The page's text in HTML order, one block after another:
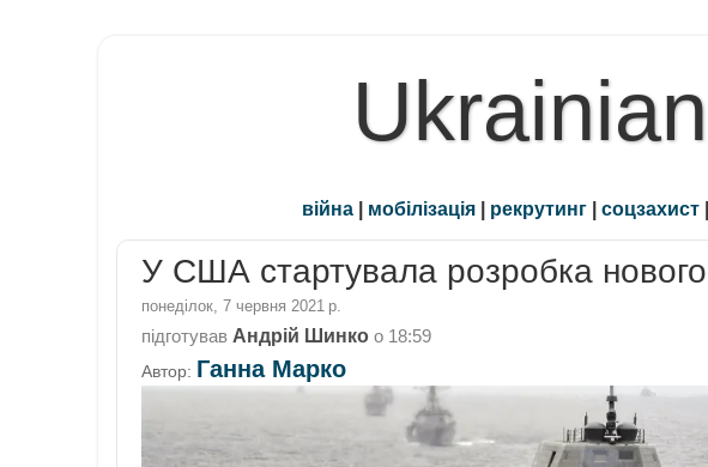
війна | мобілізація | рекрутинг | соцзахист |
У США стартувала розробка
понеділок, 7 червня 2021 р.
підготував Андрій Шинко о 18:59
Автор: Ганна Марко